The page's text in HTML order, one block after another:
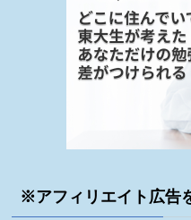
※アフィリエイト広告